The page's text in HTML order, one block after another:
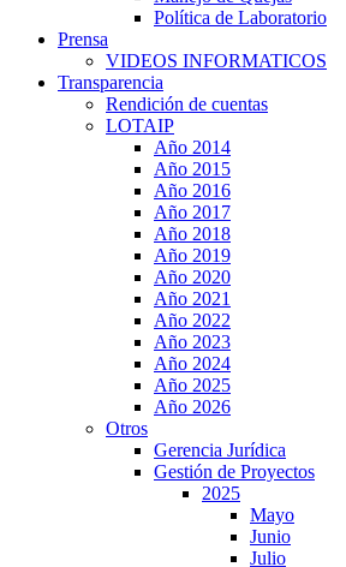
Política de Laboratorio
Prensa
VIDEOS INFORMATICOS
Transparencia
Rendición de cuentas
LOTAIP
Año 2014
Año 2015
Año 2016
Año 2017
Año 2018
Año 2019
Año 2020
Año 2021
Año 2022
Año 2023
Año 2024
Año 2025
Año 2026
Otros
Gerencia Jurídica
Gestión de Proyectos
2025
Mayo
Junio
Julio